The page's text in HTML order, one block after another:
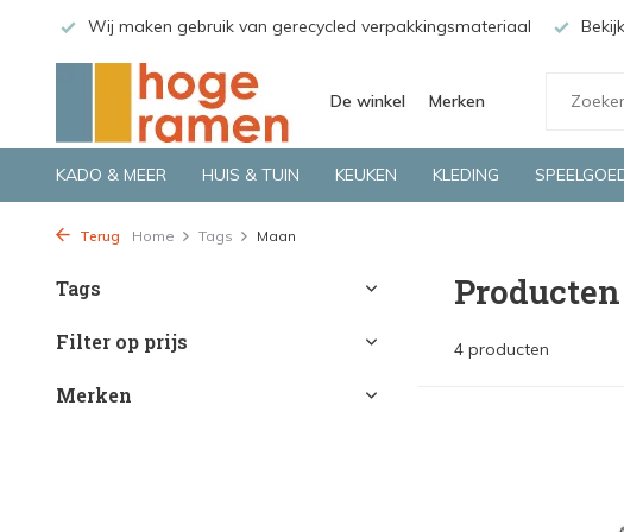
Wij maken gebruik van gerecycled verpakkingsmateriaal
De winkel Merken
KADO & MEER HUIS & TUIN KEUKEN KLEDING
Terug Home Tags Maan
Tags
Filter op prijs
Merken
4 producten